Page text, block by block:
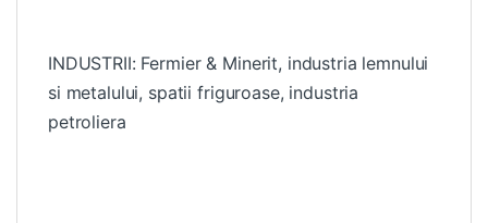
INDUSTRII: Fermier & Minerit, industria lemnului
si metalului, spatii friguroase, industria
petroliera